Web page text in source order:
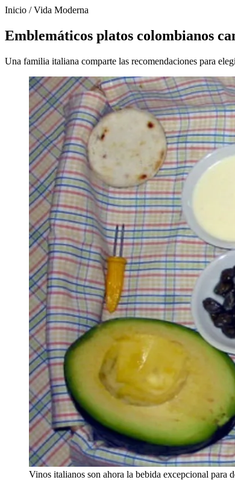
Inicio /Vida Moderna
Emblemáticos platos colombianos
Una familia italiana comparte las recomendaciones para
Vinos italianos son ahora la bebida excepcional para